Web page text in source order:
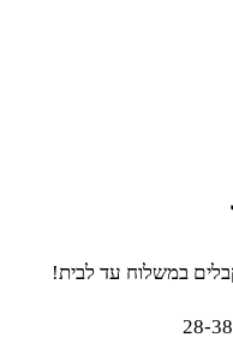
במשלוח עד לבית!